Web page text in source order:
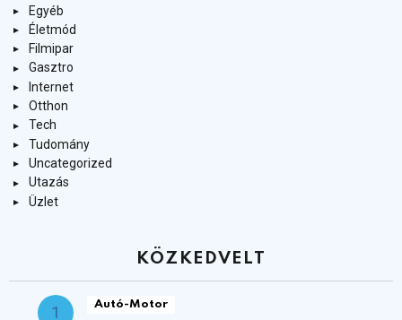
Egyéb
Életmód
Filmipar
Gasztro
Internet
Otthon
Tech
Tudomány
Uncategorized
Utazás
Üzlet
KÖZKEDVELT
Autó-Motor